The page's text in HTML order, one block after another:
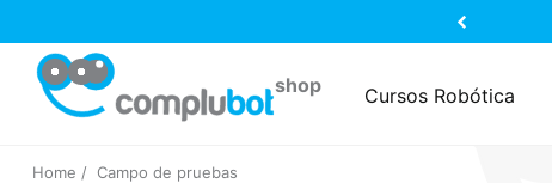
Cursos Robótica
Home Campo de pruebas